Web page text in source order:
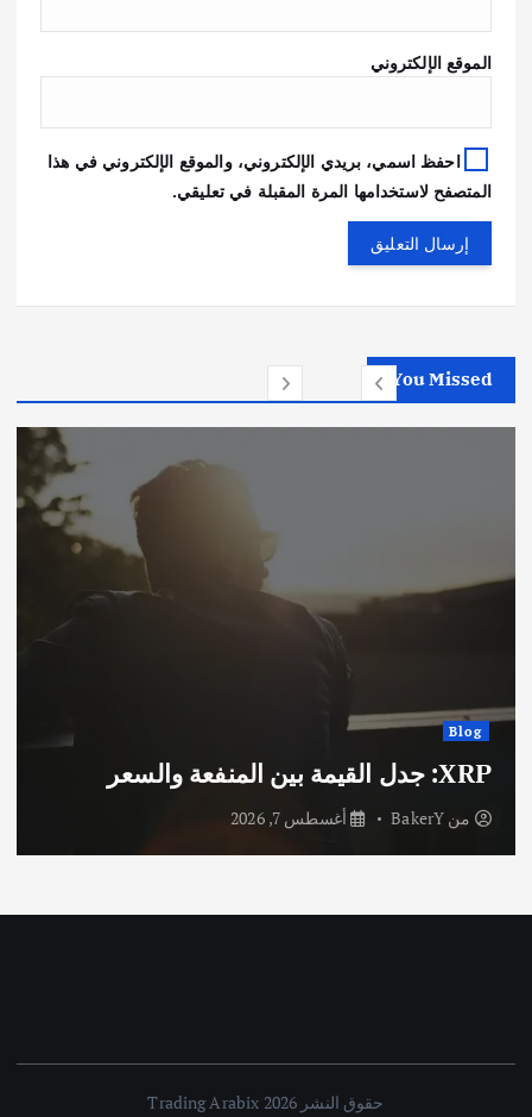
الموقع الإلكتروني
احفظ اسمي، بريدي الإلكتروني، والموقع الإلكتروني في هذا
المتصفح لاستخدامها المرة المقبلة في تعليقي.
You Missed
Blog
XRP: جدل القيمة بين المنفعة والسعر
من BakerY أغسطس 7, 2026
حقوق النشر 2026 Trading Arabix